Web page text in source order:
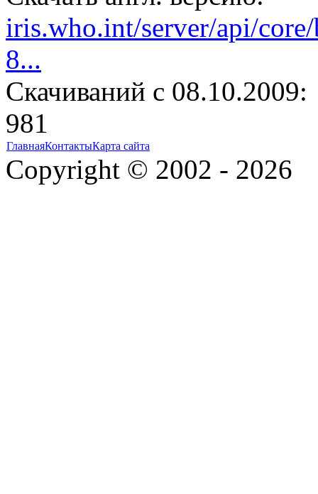
iris.who.int/server/api/
8...
Cкачиваний с 08.10.2009:
981
ГлавнаяКонтактыКарта сайта
Copyright © 2002 - 2026